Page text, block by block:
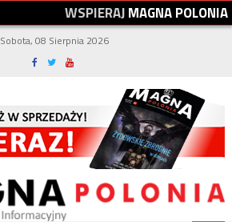
WSPIERAJMAGNAPOLONIA
Sobota, 08 Sierpnia 2026